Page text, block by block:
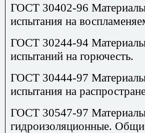
ГОСТ 30402-96
испытания на
ГОСТ 30244-94
испытаний на горючесть.
ГОСТ 30444-97
испытания на
ГОСТ 30547-97
гидроизоляционные.